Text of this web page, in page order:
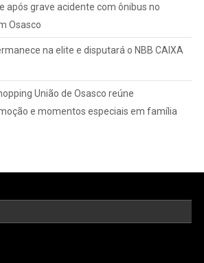
após grave acidente com ônibus no
Osasco
na elite e disputará o NBB CAIXA
União de Osasco reúne
e momentos especiais em família